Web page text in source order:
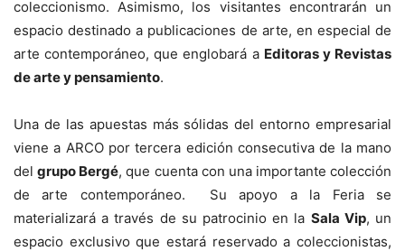
coleccionismo. Asimismo, los visitantes encontrarán un
espacio destinado a publicaciones de arte, en especial de
arte contemporáneo, que englobará a Editoras y Revistas
de arte y pensamiento.
Una de las apuestas más sólidas del entorno empresarial
viene a ARCO por tercera edición consecutiva de la mano
delgrupo Bergé, que cuenta con una importante colección
de arte contemporáneo. Su apoyo a la Feria se
materializará a través de su patrocinio en la Sala Vip, un
espacio exclusivo que estará reservado a coleccionistas,